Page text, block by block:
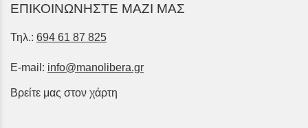
ΕΠΙΚΟΙΝΩΝΗΣΤΕ ΜΑΖΙ ΜΑΣ
Τηλ.: 694 61 87 825
E-mail: info@manolibera.gr
Βρείτε μας στον χάρτη